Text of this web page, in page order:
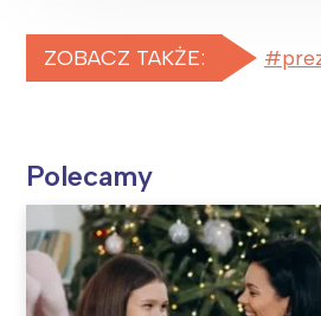
ZOBACZ TAKŻE:
Polecamy